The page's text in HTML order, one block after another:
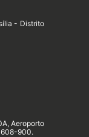
- Distrito
Aeroporto
900.